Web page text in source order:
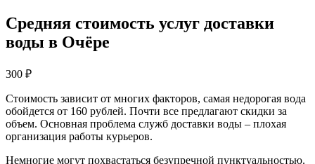
Средняя стоимость услуг доставки
воды в Очёре
300 ₽
Стоимость зависит от многих факторов, самая недорогая вода
обойдется от 160 рублей. Почти все предлагают скидки за
объем. Основная проблема служб доставки воды – плохая
организация работы курьеров.
Немногие могут похвастаться безупречной пунктуальностью.